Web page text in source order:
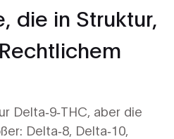
die in Struktur,
Delta‑9‑THC, aber die
Delta‑8, Delta‑10,